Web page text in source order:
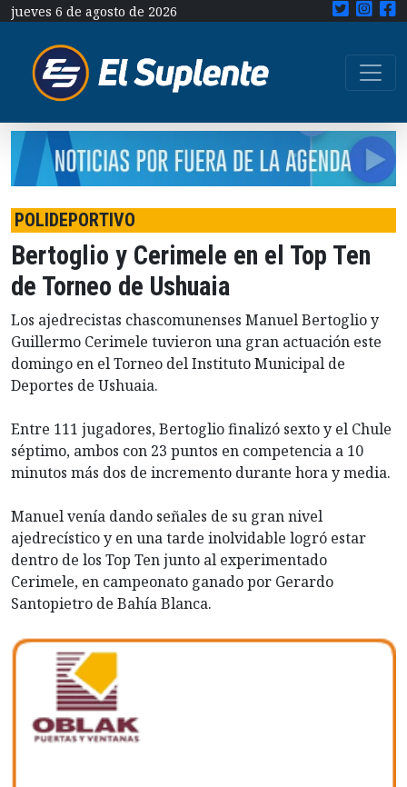
jueves 6 de agosto de 2026
POLIDEPORTIVO
Bertoglio y Cerimele en el Top Ten
de Torneo de Ushuaia
Los ajedrecistas chascomunenses Manuel Bertoglio y
Guillermo Cerimele tuvieron una gran actuación este
domingo en el Torneo del Instituto Municipal de
Deportes de Ushuaia.
Entre 111 jugadores, Bertoglio finalizó sexto y el Chule
séptimo, ambos con 23 puntos en competencia a 10
minutos más dos de incremento durante hora y media.
Manuel venía dando señales de su gran nivel
ajedrecístico y en una tarde inolvidable logró estar
dentro de los Top Ten junto al experimentado
Cerimele, en campeonato ganado por Gerardo
Santopietro de Bahía Blanca.